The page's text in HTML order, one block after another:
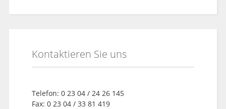
Kontaktieren Sie uns
Telefon: 0 23 04 / 24 26 145
Fax: 0 23 04 / 33 81 419